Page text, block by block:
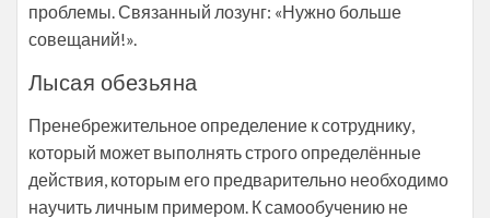
проблемы. Связанный лозунг: «Нужно больше
совещаний!».
Лысая обезьяна
Пренебрежительное определение к сотруднику,
который может выполнять строго определённые
действия, которым его предварительно необходимо
научить личным примером. К самообучению не